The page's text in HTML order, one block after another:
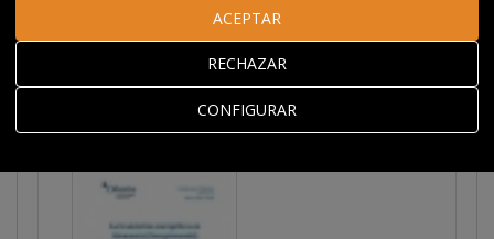
La transición
energética en Alemania
(Energiewende)
CONFIGURAR
RECHAZAR
ACEPTAR